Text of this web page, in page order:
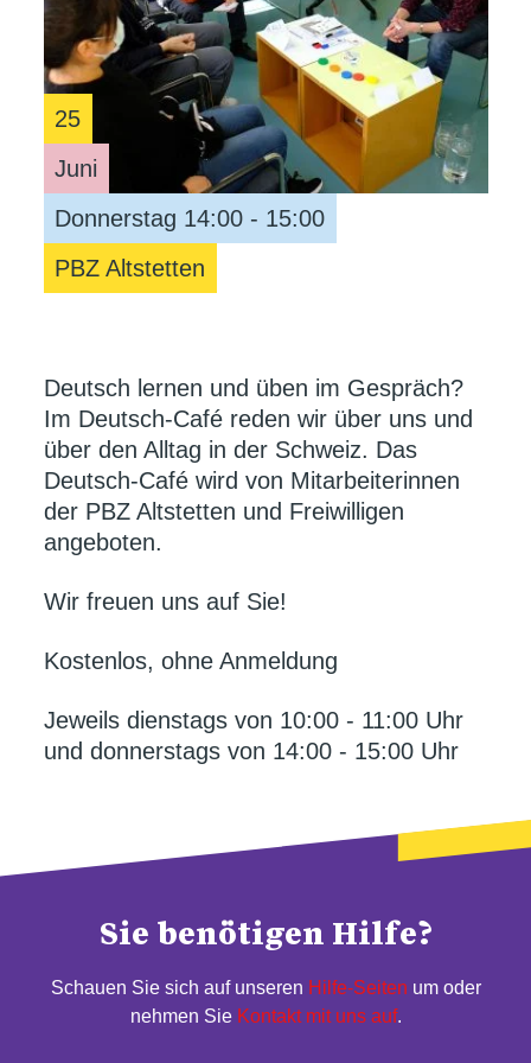
25
Juni
Donnerstag 14:00 - 15:00
PBZ Altstetten
Deutsch lernen und üben im Gespräch?
Im Deutsch-Café reden wir über uns und
über den Alltag in der Schweiz. Das
Deutsch-Café wird von Mitarbeiterinnen
der PBZ Altstetten und Freiwilligen
angeboten.
Wir freuen uns auf Sie!
Kostenlos, ohne Anmeldung
Jeweils dienstags von 10:00 - 11:00 Uhr
und donnerstags von 14:00 - 15:00 Uhr
Sie benötigen Hilfe?
Schauen Sie sich auf unseren Hilfe-Seiten um oder
nehmen Sie Kontakt mit uns auf.